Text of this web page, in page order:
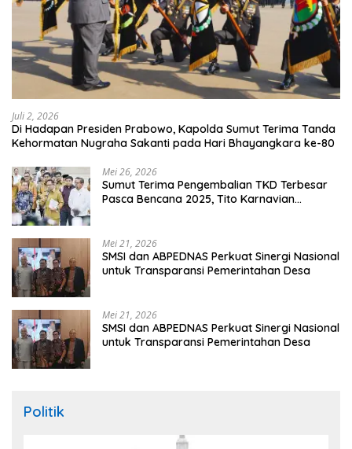
Juli 2, 2026
Di Hadapan Presiden Prabowo, Kapolda Sumut Terima Tanda
Kehormatan Nugraha Sakanti pada Hari Bhayangkara ke-80
Mei 26, 2026
Sumut Terima Pengembalian TKD Terbesar
Pasca Bencana 2025, Tito Karnavian
Mei 21, 2026
SMSI dan ABPEDNAS Perkuat Sinergi Nasional
untuk Transparansi Pemerintahan Desa
Mei 21, 2026
SMSI dan ABPEDNAS Perkuat Sinergi Nasional
untuk Transparansi Pemerintahan Desa
Politik